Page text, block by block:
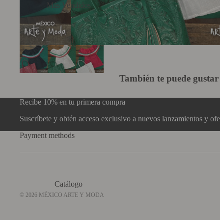
Más Vendidos
Catálogo
También te puede gustar
Recibe 10% en tu primera compra
Suscríbete y obtén acceso exclusivo a nuevos lanzamientos y
Payment methods
© 2026 MÉXICO ARTE Y MODA